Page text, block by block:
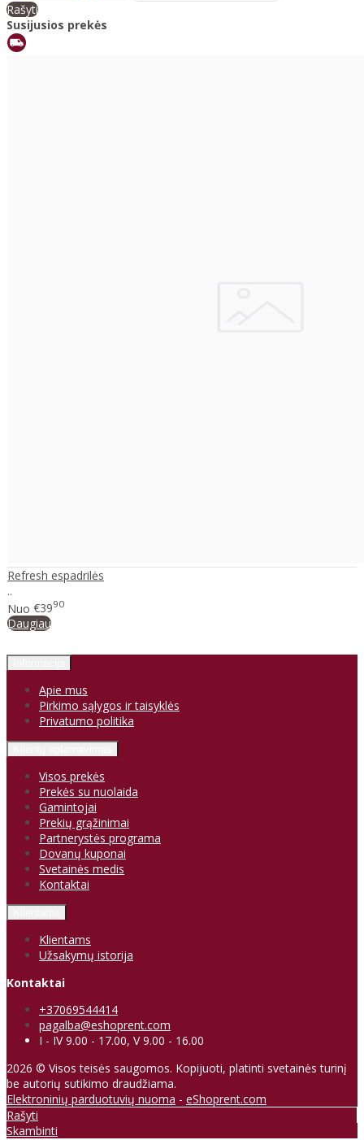
Rašyti
Susijusios prekės
Refresh espadrilės
..
Nuo €3990
Daugiau
Apie mus
Pirkimo sąlygos ir taisyklės
Privatumo politika
Visos prekės
Prekės su nuolaida
Gamintojai
Prekių grąžinimai
Partnerystės programa
Dovanų kuponai
Svetainės medis
Kontaktai
Klientams
Užsakymų istorija
Kontaktai
+37069544414
pagalba@eshoprent.com
I - IV 9.00 - 17.00, V 9.00 - 16.00
2026 © Visos teisės saugomos. Kopijuoti, platinti svetainės turinį
be autorių sutikimo draudžiama.
Elektroninių parduotuvių nuoma - eShoprent.com
Rašyti
Skambinti